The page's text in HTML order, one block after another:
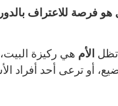
هو فرصة للاعتراف
تظل الأم هي ركيزة
أو ترعى أحد أفراد